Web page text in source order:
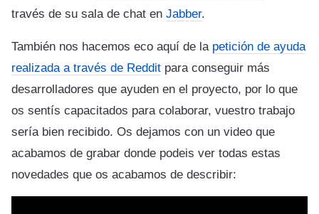
través de su sala de chat en Jabber.
También nos hacemos eco aquí de la petición de ayuda
realizada a través de Reddit para conseguir más
desarrolladores que ayuden en el proyecto, por lo que
os sentís capacitados para colaborar, vuestro trabajo
sería bien recibido. Os dejamos con un video que
acabamos de grabar donde podeis ver todas estas
novedades que os acabamos de describir: